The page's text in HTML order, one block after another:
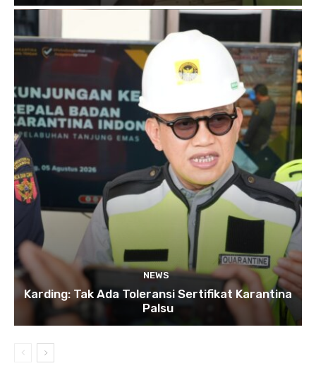
NEWS
Karding: Tak Ada Toleransi Sertifikat Karantina
Palsu